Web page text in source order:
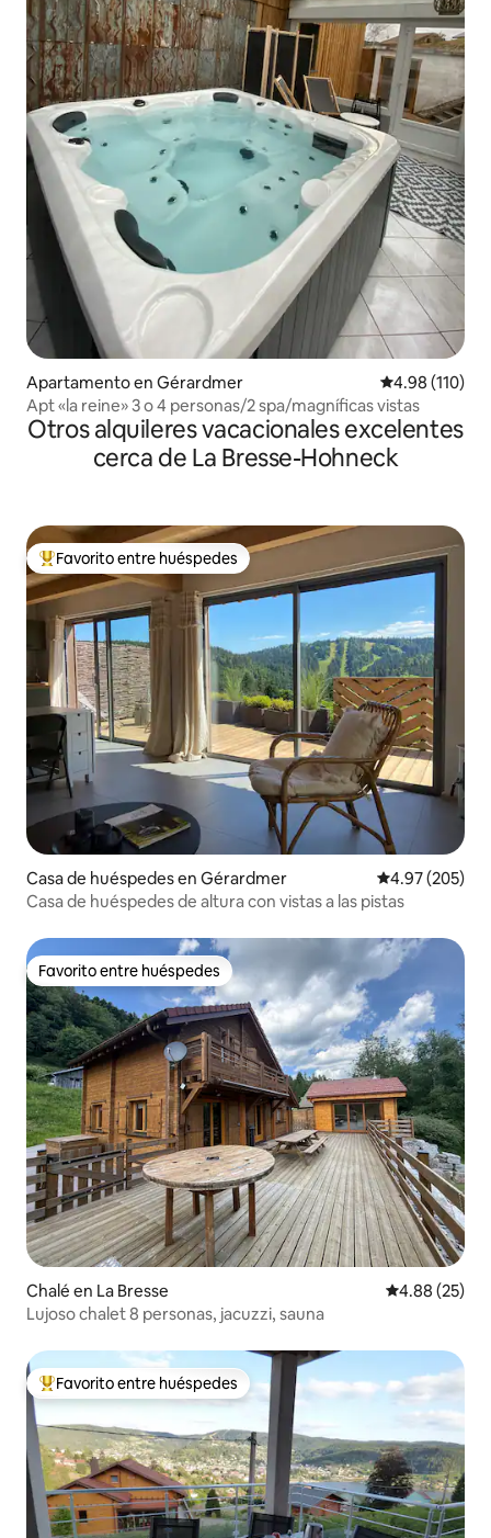
Apartamento en Gérardmer Calificación
4.98 (110)
Apt «la reine» 3 o 4 personas/2 spa/magníficas vistas
Otros alquileres vacacionales excelentes
cerca de La Bresse-Hohneck
Favorito entre huéspedes preferido
Favorito entre huéspedes
Casa de huéspedes en Gérardmer Calificación
4.97 (205)
Casa de huéspedes de altura con vistas a las pistas
Favorito entre huéspedes
Favorito entre huéspedes
Chalé en La Bresse Calificación
4.88 (25)
Lujoso chalet 8 personas, jacuzzi, sauna
Favorito entre huéspedes preferido
Favorito entre huéspedes